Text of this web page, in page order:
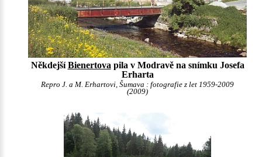
NěkdejšíBienertova pila v Modravě na snímku Josefa
Erharta
Repro J. a M. Erhartovi, Šumava : fotografie z let 1959-2009
(2009)